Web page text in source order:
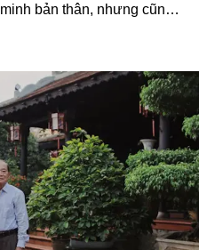
bản thân, nhưng cũng
đến hành trình trở lại
diễn viên nhìn công việc
Anh tiếp tục học hỏi, trau
đủ sức đưa mình đến
30, điều anh theo đuổi
lớn, mà là khả năng luôn